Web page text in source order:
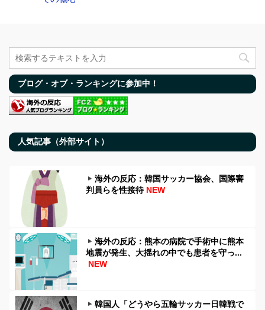
ブログ・オブ・ランキングに参加中！
人気記事（外部サイト）
海外の反応：韓国サッカー協会、国際審
判員らを性接待 NEW
海外の反応：熊本の病院で手術中に熊本
地震が発生、大揺れの中でも患者を守っ...
NEW
韓国人「どうやら五輪サッカー日韓戦で